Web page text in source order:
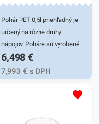
Pohár PET 0,5l priehľadný je
určený na rôzne druhy
nápojov. Poháre sú vyrobené
z pevného PET materiálu,
vďaka čomu majú vysokú
odolnosť a trvácnosť.
Pohárik zabezpečuje skvelé
rôzne nápoje, fast foody,
6,498 €
7,993 € s DPH